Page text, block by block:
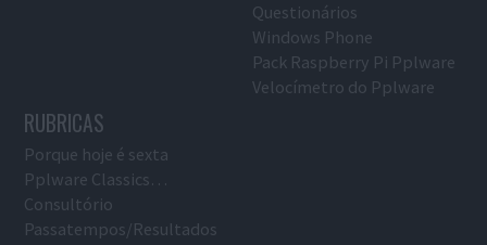
Questionários
Windows Phone
Pack Raspberry Pi Pplware
Velocímetro do Pplware
RUBRICAS
Porque hoje é sexta
Pplware Classics…
Consultório
Passatempos/Resultados